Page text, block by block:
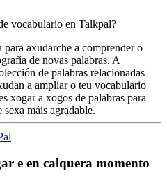
vocabulario en Talkpal?
axudarche a comprender o
de novas palabras. A
de palabras relacionadas
a ampliar o teu vocabulario
xogar a xogos de palabras para
sexa máis agradable.
e en calquera momento